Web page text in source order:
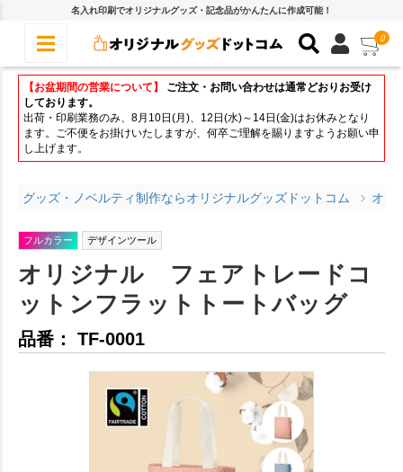
名入れ印刷でオリジナルグッズ・記念品がかんたんに作成可能！
0
【お盆期間の営業について】
ご注文・お問い合わせは通常どおりお受け
しております。
出荷・印刷業務のみ、8月10日(月)、12日(水)～14日(金)はお休みとなり
ます。ご不便をお掛けいたしますが、何卒ご理解を賜りますようお願い申
し上げます。
グッズ・ノベルティ制作ならオリジナルグッズドットコム オリ
フルカラー デザインツール
オリジナル フェアトレードコ
ットンフラットトートバッグ
品番： TF-0001